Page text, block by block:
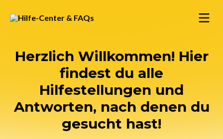
Herzlich Willkommen! Hier
findest du alle
Hilfestellungen und
Antworten, nach denen du
gesucht hast!